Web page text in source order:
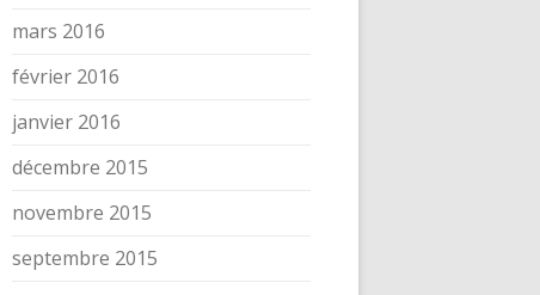
mars 2016
février 2016
janvier 2016
décembre 2015
novembre 2015
septembre 2015